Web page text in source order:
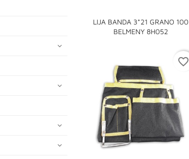
LIJA BANDA 3*21 GRANO 100
BELMENY 8H052

favorite_border